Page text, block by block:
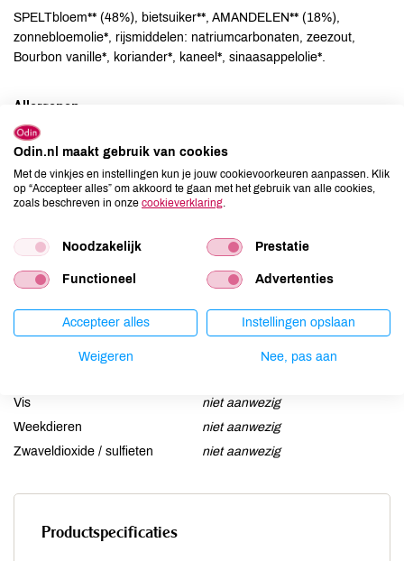
SPELTbloem** (48%), bietsuiker**, AMANDELEN** (18%),
zonnebloemolie*, rijsmiddelen: natriumcarbonaten, zeezout,
Bourbon vanille*, koriander*, kaneel*, sinaasappelolie*.
Allergenen
Aardnoten
Gluten
aanwezig
niet aanwezig
Lupine
niet aanwezig
Noten
aanwezig
Schaaldieren
niet aanwezig
Selderij
niet aanwezig
kan bevatten
Vis
niet aanwezig
Weekdieren
niet aanwezig
Zwaveldioxide / sulfieten
niet aanwezig
Productspecificaties
Odin.nl maakt gebruik van cookies
Met de vinkjes en instellingen kun je jouw cookievoorkeuren aanpassen. Klik
op “Accepteer alles” om akkoord te gaan met het gebruik van alle cookies,
zoals beschreven in onze cookieverklaring
Noodzakelijk Prestatie
Functioneel Advertenties
Accepteer alles Instellingen opslaan
Weigeren Nee, pas aan